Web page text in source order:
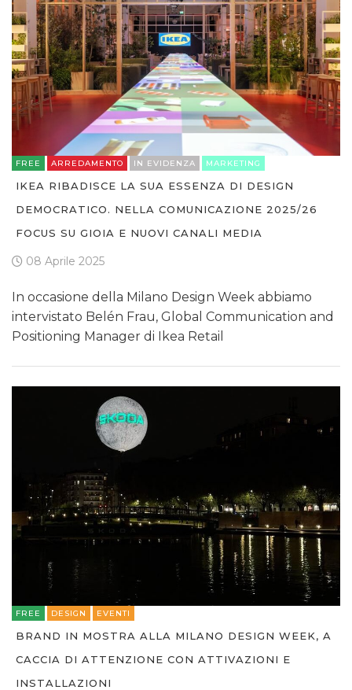
FREE ARREDAMENTO IN EVIDENZA MARKETING
IKEA RIBADISCE LA SUA ESSENZA DI DESIGN
DEMOCRATICO. NELLA COMUNICAZIONE 2025/26
FOCUS SU GIOIA E NUOVI CANALI MEDIA
08 Aprile 2025
In occasione della Milano Design Week abbiamo
intervistato Belén Frau, Global Communication and
Positioning Manager di Ikea Retail
FREE DESIGN EVENTI
BRAND IN MOSTRA ALLA MILANO DESIGN WEEK, A
CACCIA DI ATTENZIONE CON ATTIVAZIONI E
INSTALLAZIONI